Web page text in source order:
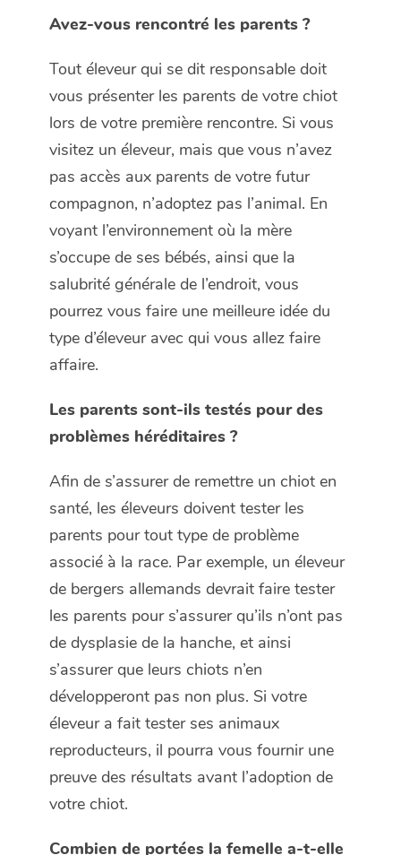
Avez-vous rencontré les parents ?
Tout éleveur qui se dit responsable doit
vous présenter les parents de votre chiot
lors de votre première rencontre. Si vous
visitez un éleveur, mais que vous n’avez
pas accès aux parents de votre futur
compagnon, n’adoptez pas l’animal. En
voyant l’environnement où la mère
s’occupe de ses bébés, ainsi que la
salubrité générale de l’endroit, vous
pourrez vous faire une meilleure idée du
type d’éleveur avec qui vous allez faire
affaire.
Les parents sont-ils testés pour des
problèmes héréditaires ?
Afin de s’assurer de remettre un chiot en
santé, les éleveurs doivent tester les
parents pour tout type de problème
associé à la race. Par exemple, un éleveur
de bergers allemands devrait faire tester
les parents pour s’assurer qu’ils n’ont pas
de dysplasie de la hanche, et ainsi
s’assurer que leurs chiots n’en
développeront pas non plus. Si votre
éleveur a fait tester ses animaux
reproducteurs, il pourra vous fournir une
preuve des résultats avant l’adoption de
votre chiot.
Combien de portées la femelle a-t-elle